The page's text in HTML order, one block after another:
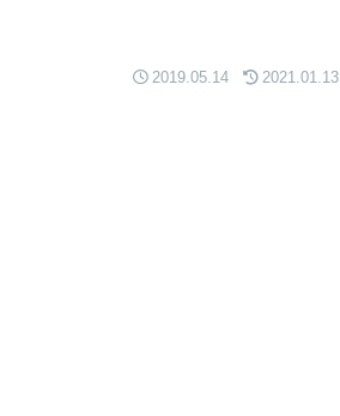
2019.05.14 2021.01.13